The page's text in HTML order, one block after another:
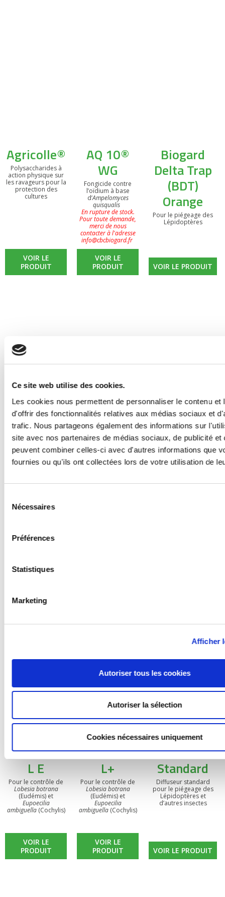
Ce site web utilise des cookies.
Les cookies nous permettent de personnaliser le contenu et
d'offrir des fonctionnalités relatives aux médias sociaux et
trafic. Nous partageons également des informations sur
site avec nos partenaires de médias sociaux, de publicité et
peuvent combiner celles-ci avec d'autres informations que
fournies ou qu'ils ont collectées lors de votre utilisation de
Nécessaires
Préférences
Statistiques
Marketing
Afficher
Autoriser tous les cookies
Autoriser la sélection
Cookies nécessaires uniquement
Agricolle®
Polysaccharides à
action physique sur
les ravageurs pour la
protection des
cultures
VOIR LE
PRODUIT
AQ 10®
WG
Fongicide contre
l’oïdium à base
d’Ampelomyces
quisqualis
En rupture de stock.
Pour toute demande,
merci de nous
contacter à l'adresse
info@cbcbiogard.fr
VOIR LE
PRODUIT
Biogard
Delta Trap
(BDT)
Orange
Pour le piégeage des
Lépidoptères
VOIR LE PRODUIT
BIOOtwin®
L E
Pour le contrôle de
Lobesia botrana
(Eudémis) et
Eupoecilia
ambiguella(Cochylis)
VOIR LE
PRODUIT
BIOOtwin®
L+
Pour le contrôle de
Lobesia botrana
(Eudémis) et
Eupoecilia
ambiguella(Cochylis)
VOIR LE
PRODUIT
Diffuseur
Standard
Diffuseur standard
pour le piégeage des
Lépidoptères et
d’autres insectes
VOIR LE PRODUIT